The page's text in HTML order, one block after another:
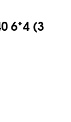
6*4 (3